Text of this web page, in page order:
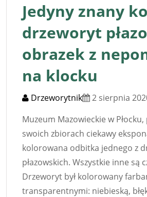
Jedyny znany
drzeworyt
obrazek z
na klocku
Drzeworytnik
2 sierpnia
Muzeum Mazowieckie w
swoich zbiorach ciekawy
kolorowana odbitka jednego z
płazowskich. Wszystkie inne są
Drzeworyt był kolorowany
transparentnymi: niebieską,